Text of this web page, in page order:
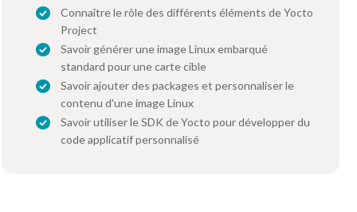
Connaître le rôle des différents éléments de Yocto
Project
Savoir générer une image Linux embarqué
standard pour une carte cible
Savoir ajouter des packages et personnaliser le
contenu d'une image Linux
Savoir utiliser le SDK de Yocto pour développer du
code applicatif personnalisé